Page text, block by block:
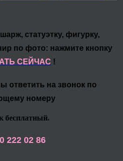
статуэтку, фигурку,
по фото: нажмите кнопку
СЕЙЧАС !
ответить на звонок по
номеру
бесплатный.
222 02 86